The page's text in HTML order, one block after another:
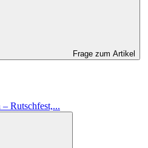
Frage zum Artikel